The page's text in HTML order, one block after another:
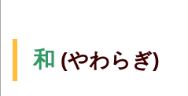
和 (やわらぎ)